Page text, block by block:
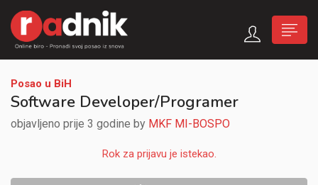
Posao u BiH
Software Developer/Programer
objavljeno prije 3 godine by MKF MI-BOSPO
Rok za prijavu je istekao.